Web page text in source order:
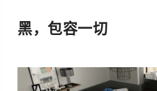
黑，包容一切